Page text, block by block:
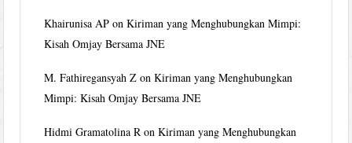
Khairunisa AP onKiriman yang Menghubungkan Mimpi:
Kisah Omjay Bersama JNE
M. Fathiregansyah Z onKiriman yang Menghubungkan
Mimpi: Kisah Omjay Bersama JNE
Hidmi Gramatolina R onKiriman yang Menghubungkan